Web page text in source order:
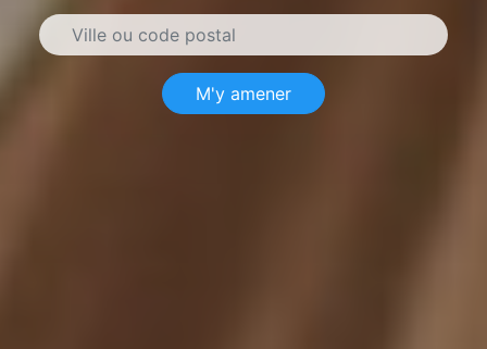
M'y amener